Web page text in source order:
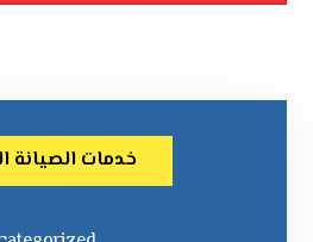
خدمات الصيانة